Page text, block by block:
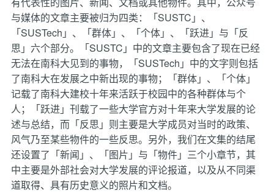
与媒体的文章主要被归为四类：「SUSTC」、
「SUSTech」、「群体」、「个体」、「跃进」与「反
思」六个部分。「SUSTC」中的文章主要包含了现在已经
无法在南科大见到的事物，「SUSTech」中的文字则包括
了南科大在发展之中新出现的事物；「群体」、「个体」
记载了南科大建校十年来活跃于校园中的各种群体与个
人；「跃进」刊载了一些大学官方对十年来大学发展的论
述与总结，而「反思」则主要是大学成员对当时的政策、
风气乃至某些物件的一些反思。另外，我们在文集的结尾
还设置了「新闻」、「图片」与「物件」三个小章节，其
中主要是外部社会对大学发展的评论报道，以及从不同渠
道取得、具有历史意义的照片和文档。